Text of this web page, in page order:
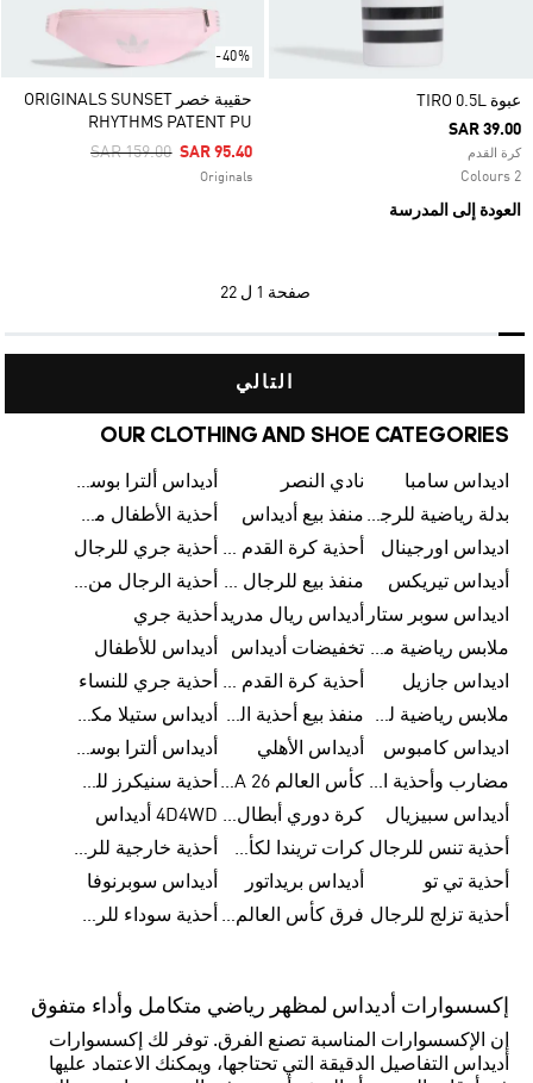
عبوة TIRO 0.5L
SAR 39.00
كرة القدم
2 Colours
العودة إلى المدرسة
-40%
حقيبة خصر ORIGINALS SUNSET
RHYTHMS PATENT PU
Price Reduced From
SAR 159.00ToSAR 95.40
Originals
صفحة 1 ل 22
التالي
OUR CLOTHING AND SHOE CATEGORIES
اديداس سامبا نادي النصر
أديداس ألترا بوست
بدلة رياضية للرجال من أديداس منفذ بيع أديداس
أحذية الأطفال من أديداس
اديداس اورجينال
أحذية كرة القدم للرجال من أديداس
أحذية جري للرجال
أديداس تيريكس
منفذ بيع للرجال من أديداس
أحذية الرجال من أديداس
اديداس سوبر ستار
أديداس ريال مدريد أحذية جري
ملابس رياضية من أديداس تخفيضات أديداس
أديداس للأطفال
اديداس جازيل
أحذية كرة القدم من أديداس
أحذية جري للنساء
ملابس رياضية للأطفال من أديداس
منفذ بيع أحذية الرجال من أديداس
أديداس ستيلا مكارتني
اديداس كامبوس
أديداس الأهلي
أديداس ألترا بوست للنساء
مضارب وأحذية البادل من أديداس
كأس العالم FIFA 26™
أحذية سنيكرز للرجال من أديداس
أديداس سبيزيال
كرة دوري أبطال أوروبا من أديداس 4D4WD أديداس
أحذية تنس للرجال
كرات تريندا لكأس العالم FIFA 26™
أحذية خارجية للرجال
أحذية تي تو
أديداس بريداتور
أديداس سوبرنوفا
أحذية تزلج للرجال
فرق كأس العالم FIFA 26™ أحذية سوداء للرجال
إكسسوارات أديداس لمظهر رياضي متكامل وأداء متفوق
إن الإكسسوارات المناسبة تصنع الفرق. توفر لك إكسسوارات
أديداس التفاصيل الدقيقة التي تحتاجها، ويمكنك الاعتماد عليها